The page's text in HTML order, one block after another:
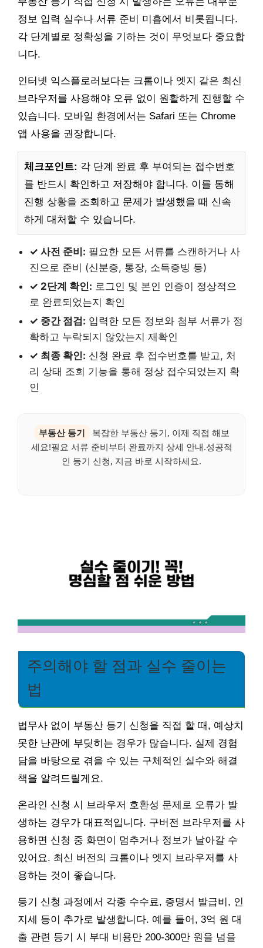
정보 입력 실수나 서류 준비 미흡에서 비롯됩니다.
각 단계별로 정확성을 기하는 것이 무엇보다 중요합
니다.
인터넷 익스플로러보다는 크롬이나 엣지 같은 최신
브라우저를 사용해야 오류 없이 원활하게 진행할 수
있습니다. 모바일 환경에서는 Safari 또는 Chrome
앱 사용을 권장합니다.
체크포인트: 각 단계 완료 후 부여되는 접수번호
를 반드시 확인하고 저장해야 합니다. 이를 통해
진행 상황을 조회하고 문제가 발생했을 때 신속
하게 대처할 수 있습니다.
✓ 사전 준비: 필요한 모든 서류를 스캔하거나 사
진으로 준비 (신분증, 통장, 소득증빙 등)
✓ 2단계 확인: 로그인 및 본인 인증이 정상적으
로 완료되었는지 확인
✓ 중간 점검: 입력한 모든 정보와 첨부 서류가 정
확하고 누락되지 않았는지 재확인
✓ 최종 확인: 신청 완료 후 접수번호를 받고, 처
리 상태 조회 기능을 통해 정상 접수되었는지 확
인
부동산 등기
복잡한 부동산 등기, 이제 직접 해보
세요!필요 서류 준비부터 완료까지 상세 안내.성공적
인 등기 신청, 지금 바로 시작하세요.
주의해야 할 점과 실수 줄이는
법
법무사 없이 부동산 등기 신청을 직접 할 때, 예상치
못한 난관에 부딪히는 경우가 많습니다. 실제 경험
담을 바탕으로 겪을 수 있는 구체적인 실수와 해결
책을 알려드릴게요.
온라인 신청 시 브라우저 호환성 문제로 오류가 발
생하는 경우가 대표적입니다. 구버전 브라우저를 사
용하면 신청 중 화면이 멈추거나 정보가 날아갈 수
있어요. 최신 버전의 크롬이나 엣지 브라우저를 사
용하는 것이 좋습니다.
등기 신청 과정에서 각종 수수료, 증명서 발급비, 인
지세 등이 추가로 발생합니다. 예를 들어, 3억 원 대
출 관련 등기 시 부대 비용만 200-300만 원을 넘을